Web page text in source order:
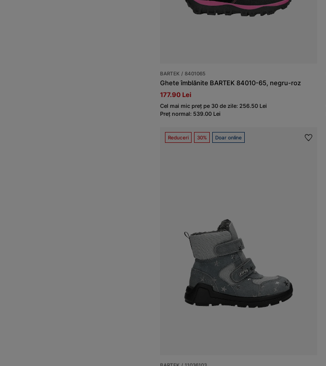
BARTEK / 8401065
Ghete îmblănite BARTEK 84010-65, negru-roz
177.90 Lei
Cel mai mic preț pe 30 de zile: 256.50 Lei
Preț normal: 539.00 Lei
Reduceri 30% Doar online